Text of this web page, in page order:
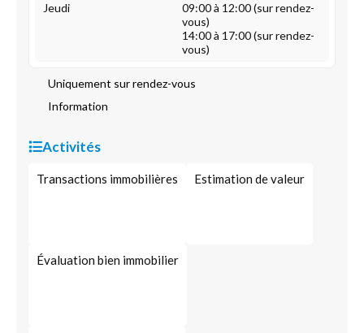
Jeudi
09:00 à 12:00 (sur rendez-
vous)
14:00 à 17:00 (sur rendez-
vous)
Uniquement sur rendez-vous
Information
Activités
Transactions immobilières Estimation de valeur
Évaluation bien immobilier